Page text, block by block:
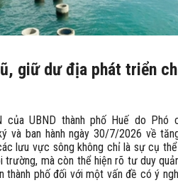
giữ dư địa phát triển
của UBND thành phố Huế do Phó
và ban hành ngày 30/7/2026 về
lưu vực sông không chỉ là sự cụ
trường, mà còn thể hiện rõ tư duy
thành phố đối với một vấn đề có ý